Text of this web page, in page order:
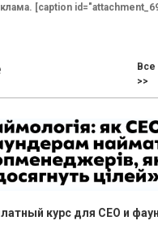
[caption
Все
>>
курс для CEO и